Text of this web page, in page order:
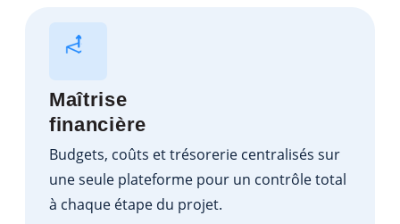
Maîtrise
financière
Budgets, coûts et trésorerie centralisés sur
une seule plateforme pour un contrôle total
à chaque étape du projet.